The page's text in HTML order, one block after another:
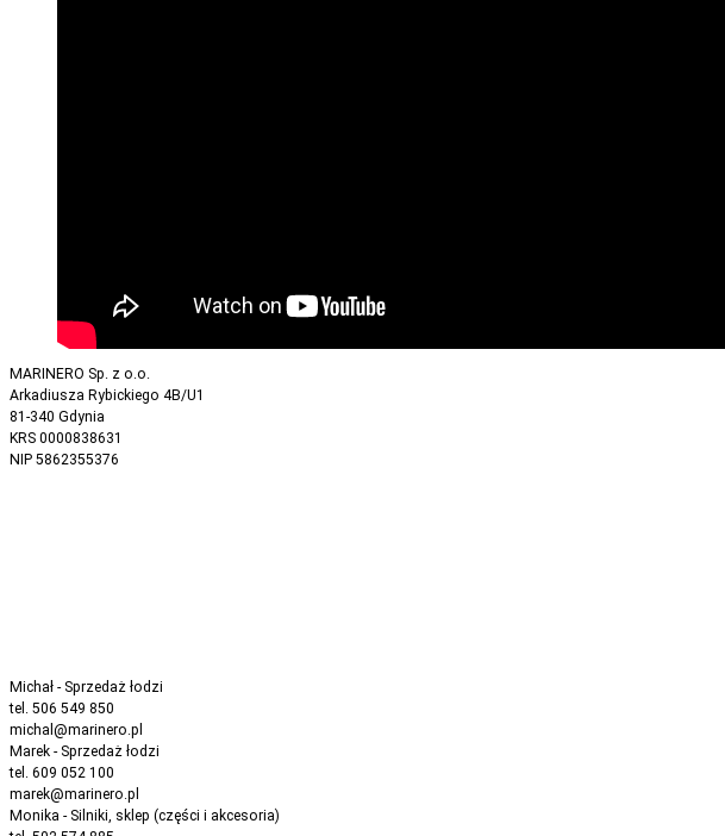
MARINERO Sp. z o.o.
Arkadiusza Rybickiego 4B/U1
81-340 Gdynia
KRS 0000838631
NIP 5862355376
Michał - Sprzedaż łodzi
tel. 506 549 850
michal@marinero.pl
Marek - Sprzedaż łodzi
tel. 609 052 100
marek@marinero.pl
Monika - Silniki, sklep (części i akcesoria)